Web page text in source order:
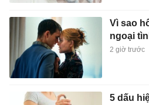
Vì sao
ngoại
2 giờ trước
5 dấu